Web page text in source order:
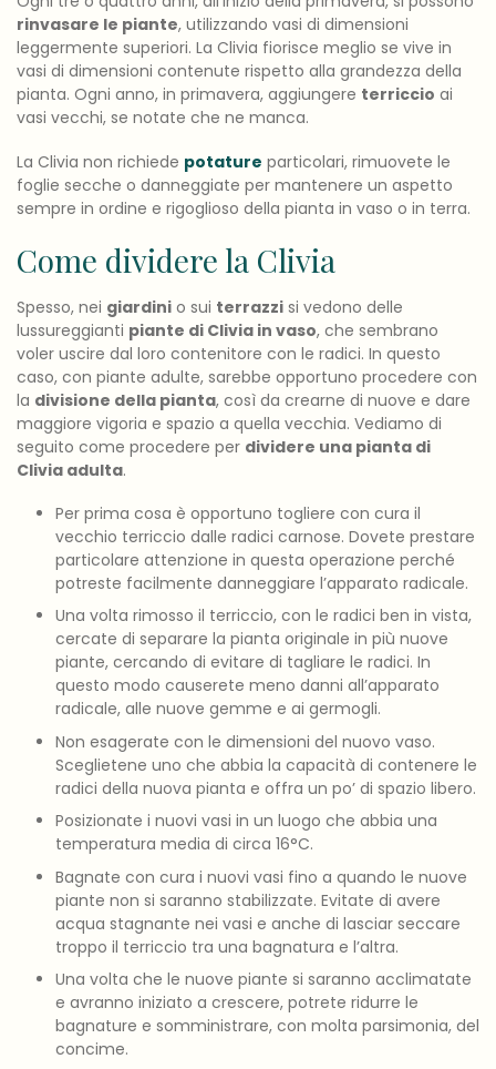
rinvasare le piante, utilizzando vasi di dimensioni
leggermente superiori. La Clivia fiorisce meglio se vive in
vasi di dimensioni contenute rispetto alla grandezza della
pianta. Ogni anno, in primavera, aggiungere terriccio ai
vasi vecchi, se notate che ne manca.
La Clivia non richiede potature particolari, rimuovete le
foglie secche o danneggiate per mantenere un aspetto
sempre in ordine e rigoglioso della pianta in vaso o in terra.
Come dividere la Clivia
Spesso, nei giardini o sui terrazzi si vedono delle
lussureggianti piante di Clivia in vaso, che sembrano
voler uscire dal loro contenitore con le radici. In questo
caso, con piante adulte, sarebbe opportuno procedere con
la divisione della pianta, così da crearne di nuove e dare
maggiore vigoria e spazio a quella vecchia. Vediamo di
seguito come procedere per dividere una pianta di
Clivia adulta.
Per prima cosa è opportuno togliere con cura il
vecchio terriccio dalle radici carnose. Dovete prestare
particolare attenzione in questa operazione perché
potreste facilmente danneggiare l’apparato radicale.
Una volta rimosso il terriccio, con le radici ben in vista,
cercate di separare la pianta originale in più nuove
piante, cercando di evitare di tagliare le radici. In
questo modo causerete meno danni all’apparato
radicale, alle nuove gemme e ai germogli.
Non esagerate con le dimensioni del nuovo vaso.
Sceglietene uno che abbia la capacità di contenere le
radici della nuova pianta e offra un po’ di spazio libero.
Posizionate i nuovi vasi in un luogo che abbia una
temperatura media di circa 16°C.
Bagnate con cura i nuovi vasi fino a quando le nuove
piante non si saranno stabilizzate. Evitate di avere
acqua stagnante nei vasi e anche di lasciar seccare
troppo il terriccio tra una bagnatura e l’altra.
Una volta che le nuove piante si saranno acclimatate
e avranno iniziato a crescere, potrete ridurre le
bagnature e somministrare, con molta parsimonia, del
concime.